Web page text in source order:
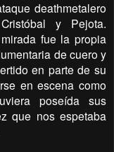
deathmetalero
y Pejota.
fue la propia
de cuero y
en parte de su
en escena como
poseída sus
que nos espetaba